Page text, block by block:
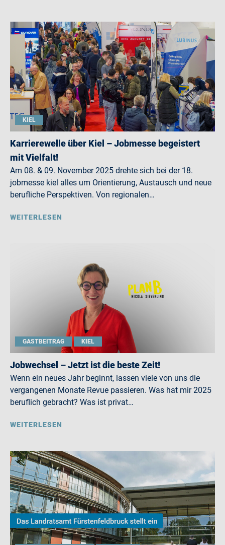
KIEL
Karrierewelle über Kiel – Jobmesse begeistert
mit Vielfalt!
Am 08. & 09. November 2025 drehte sich bei der 18.
jobmesse kiel alles um Orientierung, Austausch und neue
berufliche Perspektiven. Von regionalen…
WEITERLESEN
GASTBEITRAG KIEL
Jobwechsel – Jetzt ist die beste Zeit!
Wenn ein neues Jahr beginnt, lassen viele von uns die
vergangenen Monate Revue passieren. Was hat mir 2025
beruflich gebracht? Was ist privat…
WEITERLESEN